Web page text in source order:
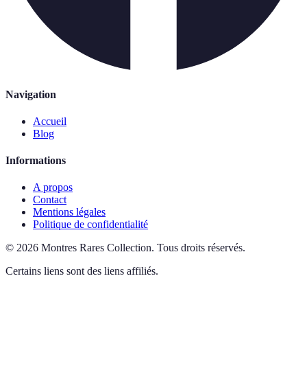
Navigation
Accueil
Blog
Informations
A propos
Contact
Mentions légales
Politique de confidentialité
© 2026 Montres Rares Collection. Tous droits réservés.
Certains liens sont des liens affiliés.